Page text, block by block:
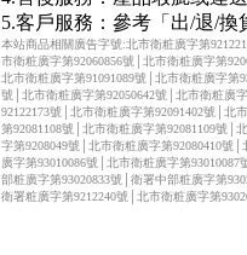
5.客戶服務：參考「出/退/
本站商品相關廣告字號:北市衛粧廣字第
市衛粧廣字第92060856號│北市衛粧廣字第
北市衛粧廣字第91091089號│北市衛粧廣字第
號│北市衛粧廣字第92050642號│北市衛粧廣
92122173號│北市衛粧廣字第92091402號│北
第92081108號│北市衛粧廣字第92081109號│
字第9208049號│北市衛粧廣字第92080410號
廣字第93010086號│北市衛粧廣字第
部粧廣字第93020833號│衛署中部粧廣字第
衛署粧廣字第9212240號│北市衛粧廣字第